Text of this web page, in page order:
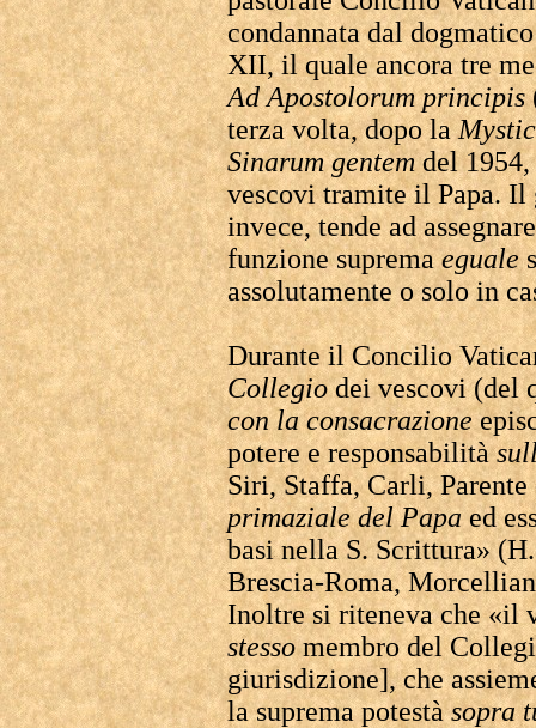
condannata dal
XII, il quale ancora tre
Ad Apostolorum principis
terza volta, dopo la
Sinarum gentemdel
vescovi tramite il Papa.
invece, tende ad
funzione supremaeguale
assolutamente o solo in
Durante il Concilio
Collegiodei vescovi (del
con la consacrazione
potere e responsabilità
Siri, Staffa, Carli,
primaziale del Papaed
basi nella S. Scrittura»
Brescia-Roma,
Inoltre si riteneva che «il
stessomembro del
giurisdizione], che
la suprema potestàsopra